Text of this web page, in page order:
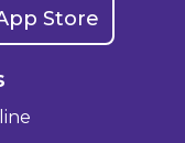
Store